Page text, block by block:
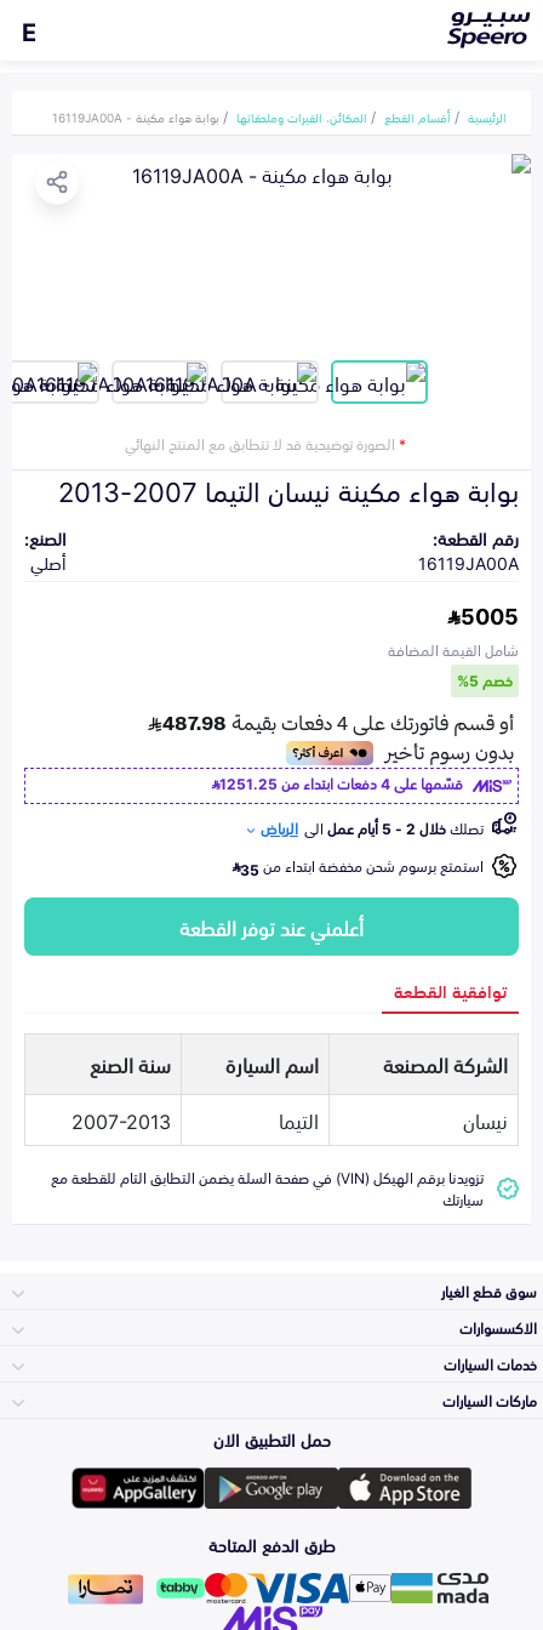
E
الرئيسية أقسام القطع المكائن، القيرات وملحقاتها بوابة هواء مكينة - 16119JA00A
*الصورة توضيحية قد لا تتطابق مع المنتج النهائي
بوابة هواء مكينة نيسان التيما 2007-2013
رقم القطعة:
16119JA00A
الصنع:
أصلي
5005
شامل القيمة المضافة
خصم 5%
قسّمها على 4 دفعات ابتداء من
1251.25
تصلكخلال 2 - 5 أيام عمل الى الرياض
استمتع برسوم شحن مخفضة ابتداء من35
أعلمني عند توفر القطعة
توافقية القطعة
الشركة المصنعة اسم السيارة
سنة الصنع
نيسان
التيما 2007-2013
تزويدنا برقم الهيكل (VIN) في صفحة السلة يضمن التطابق التام للقطعة مع
سيارتك
سوق قطع الغيار
المكائن، القيرات
وملحقاتها
الشمعات
والاصطبات (الاضاءة)
الاكسسوارات
لوازم الرحلات
اكسسوارات العناية
خدمات السيارات
الأكثر مبيعاً
ماركات السيارات
تويوتا
هيونداي
حمل التطبيق الان
طرق الدفع المتاحة